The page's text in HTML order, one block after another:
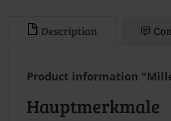
Description
Product information
Hauptmerkmale